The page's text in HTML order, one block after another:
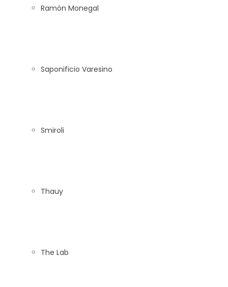
Ramón Monegal
Saponificio Varesino
Smiroli
Thauy
The Lab